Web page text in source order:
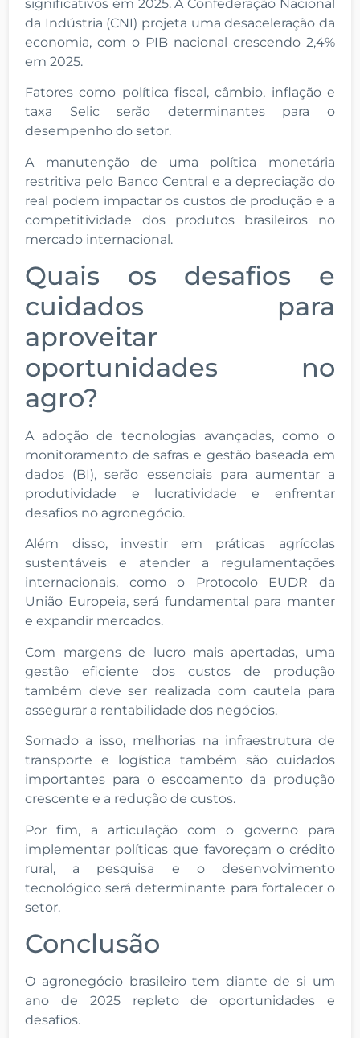
significativos em 2025. A Confederação Nacional
da Indústria (CNI) projeta uma desaceleração da
economia, com o PIB nacional crescendo 2,4%
em 2025.
Fatores como política fiscal, câmbio, inflação e
taxa Selic serão determinantes para o
desempenho do setor.
A manutenção de uma política monetária
restritiva pelo Banco Central e a depreciação do
real podem impactar os custos de produção e a
competitividade dos produtos brasileiros no
mercado internacional.
Quais os desafios e
cuidados para
aproveitar
oportunidades no
agro?
A adoção de tecnologias avançadas, como o
monitoramento de safras e gestão baseada em
dados (BI), serão essenciais para aumentar a
produtividade e lucratividade e enfrentar
desafios no agronegócio.
Além disso, investir em práticas agrícolas
sustentáveis e atender a regulamentações
internacionais, como o Protocolo EUDR da
União Europeia, será fundamental para manter
e expandir mercados.
Com margens de lucro mais apertadas, uma
gestão eficiente dos custos de produção
também deve ser realizada com cautela para
assegurar a rentabilidade dos negócios.
Somado a isso, melhorias na infraestrutura de
transporte e logística também são cuidados
importantes para o escoamento da produção
crescente e a redução de custos.
Por fim, a articulação com o governo para
implementar políticas que favoreçam o crédito
rural, a pesquisa e o desenvolvimento
tecnológico será determinante para fortalecer o
setor.
Conclusão
O agronegócio brasileiro tem diante de si um
ano de 2025 repleto de oportunidades e
desafios.